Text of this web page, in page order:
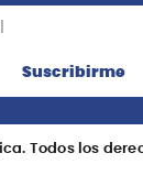
Suscribirme
Todos los